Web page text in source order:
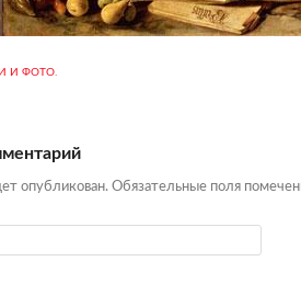
И ФОТО
опубликован. Обязательные поля